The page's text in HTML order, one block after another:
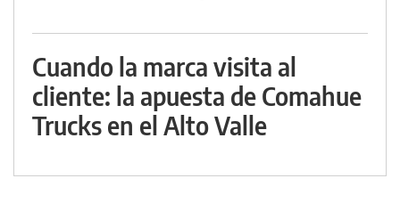
Cuando la marca visita al
cliente: la apuesta de Comahue
Trucks en el Alto Valle